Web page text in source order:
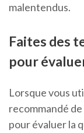
malentendus.
Faites des
pour
Lorsque vous
recommandé
pour évaluer la